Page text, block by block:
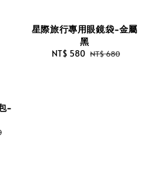
-
星際旅行專用眼鏡袋-金屬
黑
Sale
NT$ 580 Regular
NT$ 680